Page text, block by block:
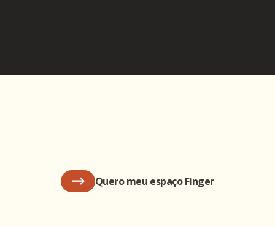
Quero meu espaço Finger